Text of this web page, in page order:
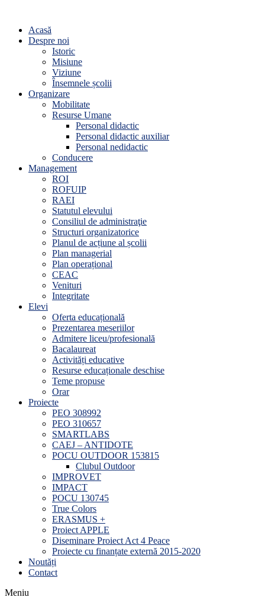
Acasă
Despre noi
Istoric
Misiune
Viziune
Însemnele școlii
Organizare
Mobilitate
Resurse Umane
Personal didactic
Personal didactic auxiliar
Personal nedidactic
Conducere
Management
ROI
ROFUIP
RAEI
Statutul elevului
Consiliul de administraţie
Structuri organizatorice
Planul de acțiune al școlii
Plan managerial
Plan operațional
CEAC
Venituri
Integritate
Elevi
Oferta educațională
Prezentarea meseriilor
Admitere liceu/profesională
Bacalaureat
Activități educative
Resurse educaționale deschise
Teme propuse
Orar
Proiecte
PEO 308992
PEO 310657
SMARTLABS
CAEJ – ANTIDOTE
POCU OUTDOOR 153815
Clubul Outdoor
IMPROVET
IMPACT
POCU 130745
True Colors
ERASMUS +
Proiect APPLE
Diseminare Proiect Act 4 Peace
Proiecte cu finanțate externă 2015-2020
Noutăți
Contact
Meniu